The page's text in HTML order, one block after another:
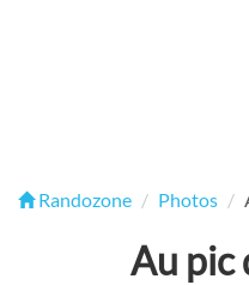
Randozone Photos
Au pic